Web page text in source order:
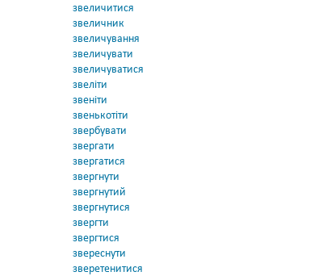
звеличитися
звеличник
звеличування
звеличувати
звеличуватися
звеліти
звеніти
звенькотіти
звербувати
звергати
звергатися
звергнути
звергнутий
звергнутися
звергти
звергтися
звереснути
зверетенитися